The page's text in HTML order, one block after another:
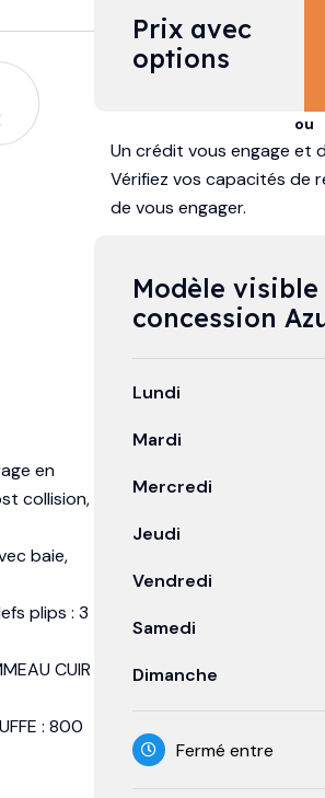
en
collision,
baie,
plips : 3
CUIR
: 800
Prix avec
options
ou
Un crédit vous engage et
Vérifiez vos capacités de
de vous engager.
Modèle visible
concession
Lundi
Mardi
Mercredi
Jeudi
Vendredi
Samedi
Dimanche
Fermé entre